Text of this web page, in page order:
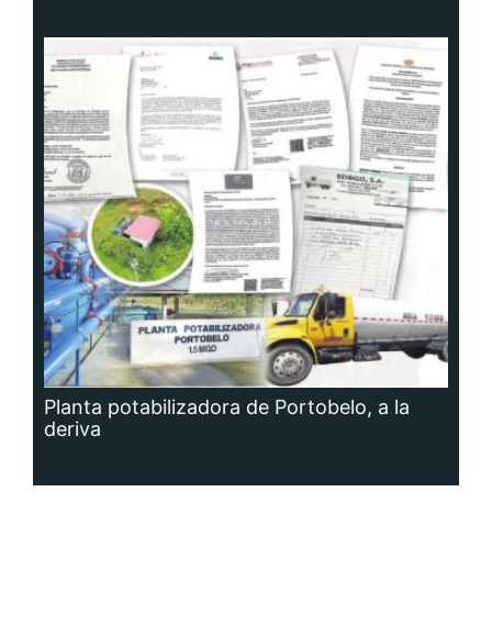
Planta potabilizadora de Portobelo, a la
deriva